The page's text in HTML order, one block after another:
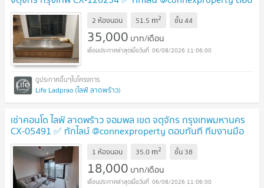
ทันที ทีมงานมืออาชีพ ✅
2 ห้องนอน 51.5 m2 ชั้น44
35,000 บาท/เดือน
06/08/2026 11:06:00
Life Ladprao (ไลฟ์ ลาดพร้าว)
เช่าคอนโด ไลฟ์ ลาดพร้าว จอมพล เขต จตุจักร กรุงเทพมหานคร
CX-05491 ✅ ทักไลน์ @connexproperty ตอบทันที ทีมงานมือ
อาชีพ ✅
1 ห้องนอน 35.0 m2 ชั้น 38
18,000 บาท/เดือน
06/08/2026 11:06:00